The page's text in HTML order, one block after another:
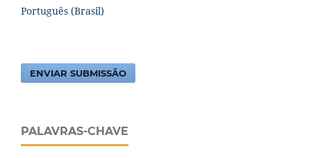
Português (Brasil)
ENVIAR SUBMISSÃO
PALAVRAS-CHAVE